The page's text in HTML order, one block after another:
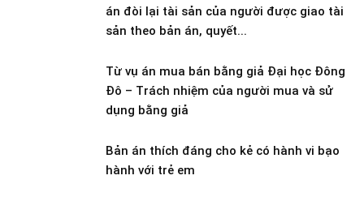
án đòi lại tài sản của người được giao tài
sản theo bản án, quyết...
Từ vụ án mua bán bằng giả Đại học Đông
Đô – Trách nhiệm của người mua và sử
dụng bằng giả
Bản án thích đáng cho kẻ có hành vi bạo
hành với trẻ em